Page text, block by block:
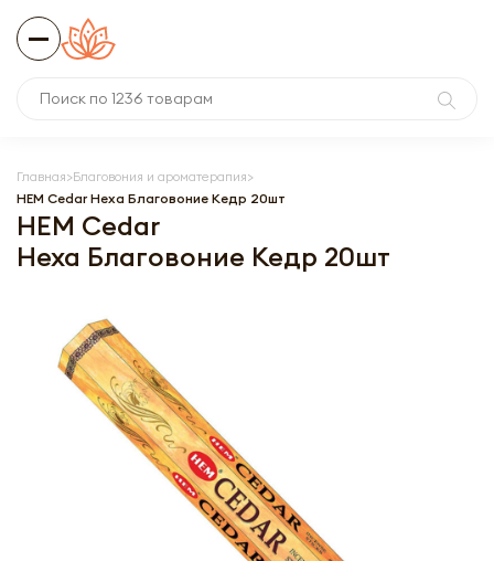
Главная Благовония и ароматерапия
HEM Cedar Hexa Благовоние Кедр 20шт
HEM Cedar
Hexa Благовоние Кедр 20шт